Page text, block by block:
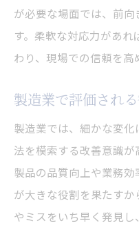
が必要な場面では、前
す。柔軟な対応力があ
わり、現場での信頼を高
製造業で評価され
製造業では、細かな変
法を模索する改善意識が
製品の品質向上や業務
が大きな役割を果たす
やミスをいち早く発見